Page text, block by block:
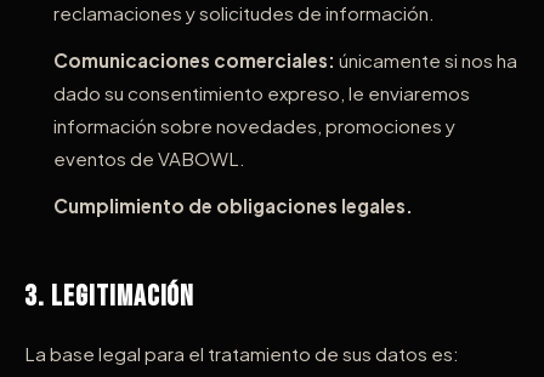
reclamaciones y solicitudes de información.
Comunicaciones comerciales: únicamente si nos ha
dado su consentimiento expreso, le enviaremos
información sobre novedades, promociones y
eventos de VABOWL.
Cumplimiento de obligaciones legales.
3. Legitimación
La base legal para el tratamiento de sus datos es: